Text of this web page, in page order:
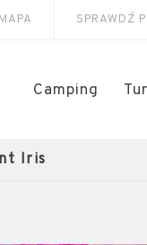
MAPA SPRAWDŹ
Camping
Iris